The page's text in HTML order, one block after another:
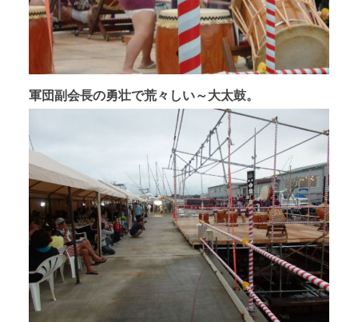
軍団副会長の勇壮で荒々しい～大太鼓。